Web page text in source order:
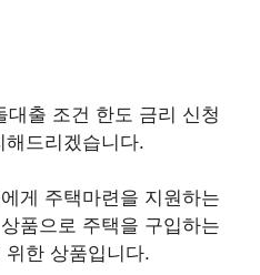
대출 조건 한도 금리 신청
드리겠습니다.
게 주택마련을 지원하는
품으로 주택을 구입하는
한 상품입니다.